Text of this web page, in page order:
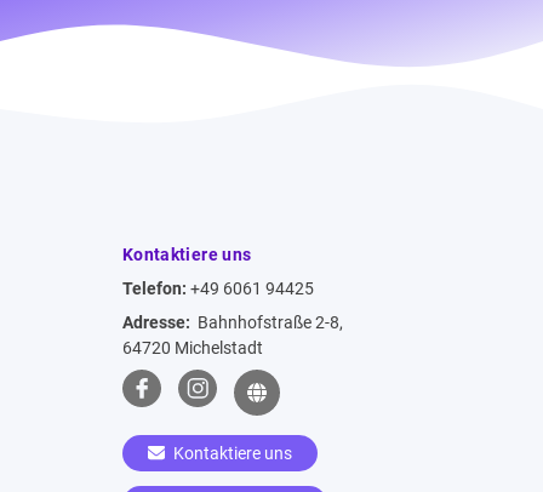
Kontaktiere uns
Telefon: +49 6061 94425
Adresse: Bahnhofstraße 2-8,
64720 Michelstadt
Kontaktiere uns